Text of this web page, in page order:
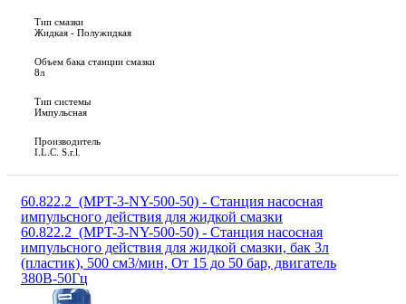
Тип смазки
Жидкая - Полужидкая
Объем бака станции смазки
8л
Тип системы
Импульсная
Производитель
I.L.C. S.r.l.
60.822.2_(MPT-3-NY-500-50) - Станция насосная
импульсного действия для жидкой смазки
60.822.2_(MPT-3-NY-500-50) - Станция насосная
импульсного действия для жидкой смазки, бак 3л
(пластик), 500 см3/мин, От 15 до 50 бар, двигатель
380В-50Гц